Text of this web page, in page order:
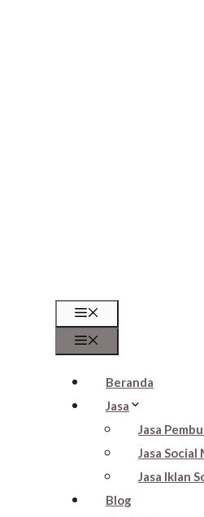
Beranda
Jasa
Jasa
Jasa
Jasa Iklan
Blog